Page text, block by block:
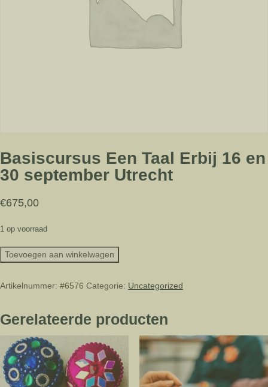
Basiscursus Een Taal Erbij 16 en
30 september Utrecht
€675,00
1 op voorraad
Basiscursus
Een
Erbij
en
30
september
Utrecht
aantal
Toevoegen aan winkelwagen
Artikelnummer: #6576 Categorie: Uncategorized
Gerelateerde producten